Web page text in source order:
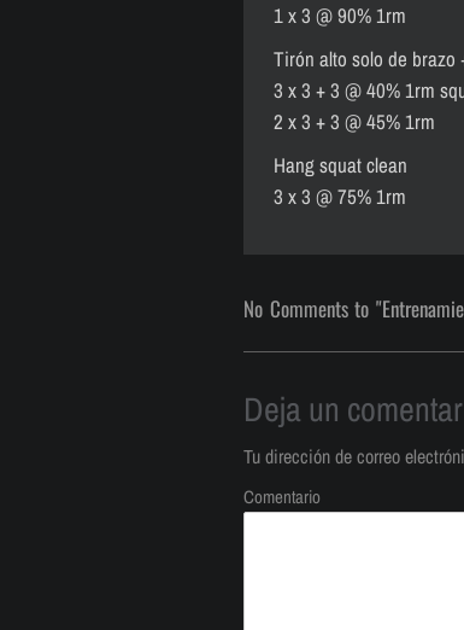
1 x 3 @ 90% 1rm
Tirón alto solo de brazo
3 x 3 + 3 @ 40% 1rm
2 x 3 + 3 @ 45% 1rm
Hang squat clean
3 x 3 @ 75% 1rm
No Comments to
Deja un
Tu dirección de correo
Comentario